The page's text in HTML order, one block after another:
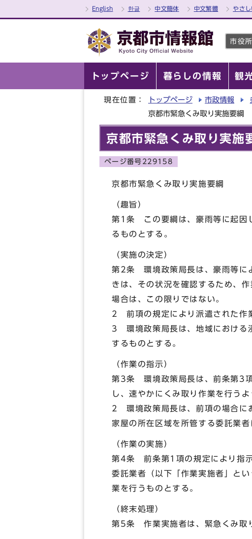
English 한글 中文簡体 中文繁體 やさ
市役
トップページ 暮らしの情報 観
現在位置： トップページ 市政情報
京都市緊急くみ取り実施要綱
京都市緊急くみ取り実施
ページ番号229158
京都市緊急くみ取り実施要綱
（趣旨）
第1条 この要綱は、豪雨等に起因
るものとする。
（実施の決定）
第2条 環境政策局長は、豪雨等に
きは、その状況を確認するため、
場合は、この限りではない。
2 前項の規定により派遣された作
3 環境政策局長は、地域における
するものとする。
（作業の指示）
第3条 環境政策局長は、前条第3
し、速やかにくみ取り作業を行う
2 環境政策局長は、前項の場合に
家屋の所在区域を所管する委託業
（作業の実施）
第4条 前条第1項の規定により指
委託業者（以下「作業実施者」と
業を行うものとする。
（終末処理）
第5条 作業実施者は、緊急くみ取